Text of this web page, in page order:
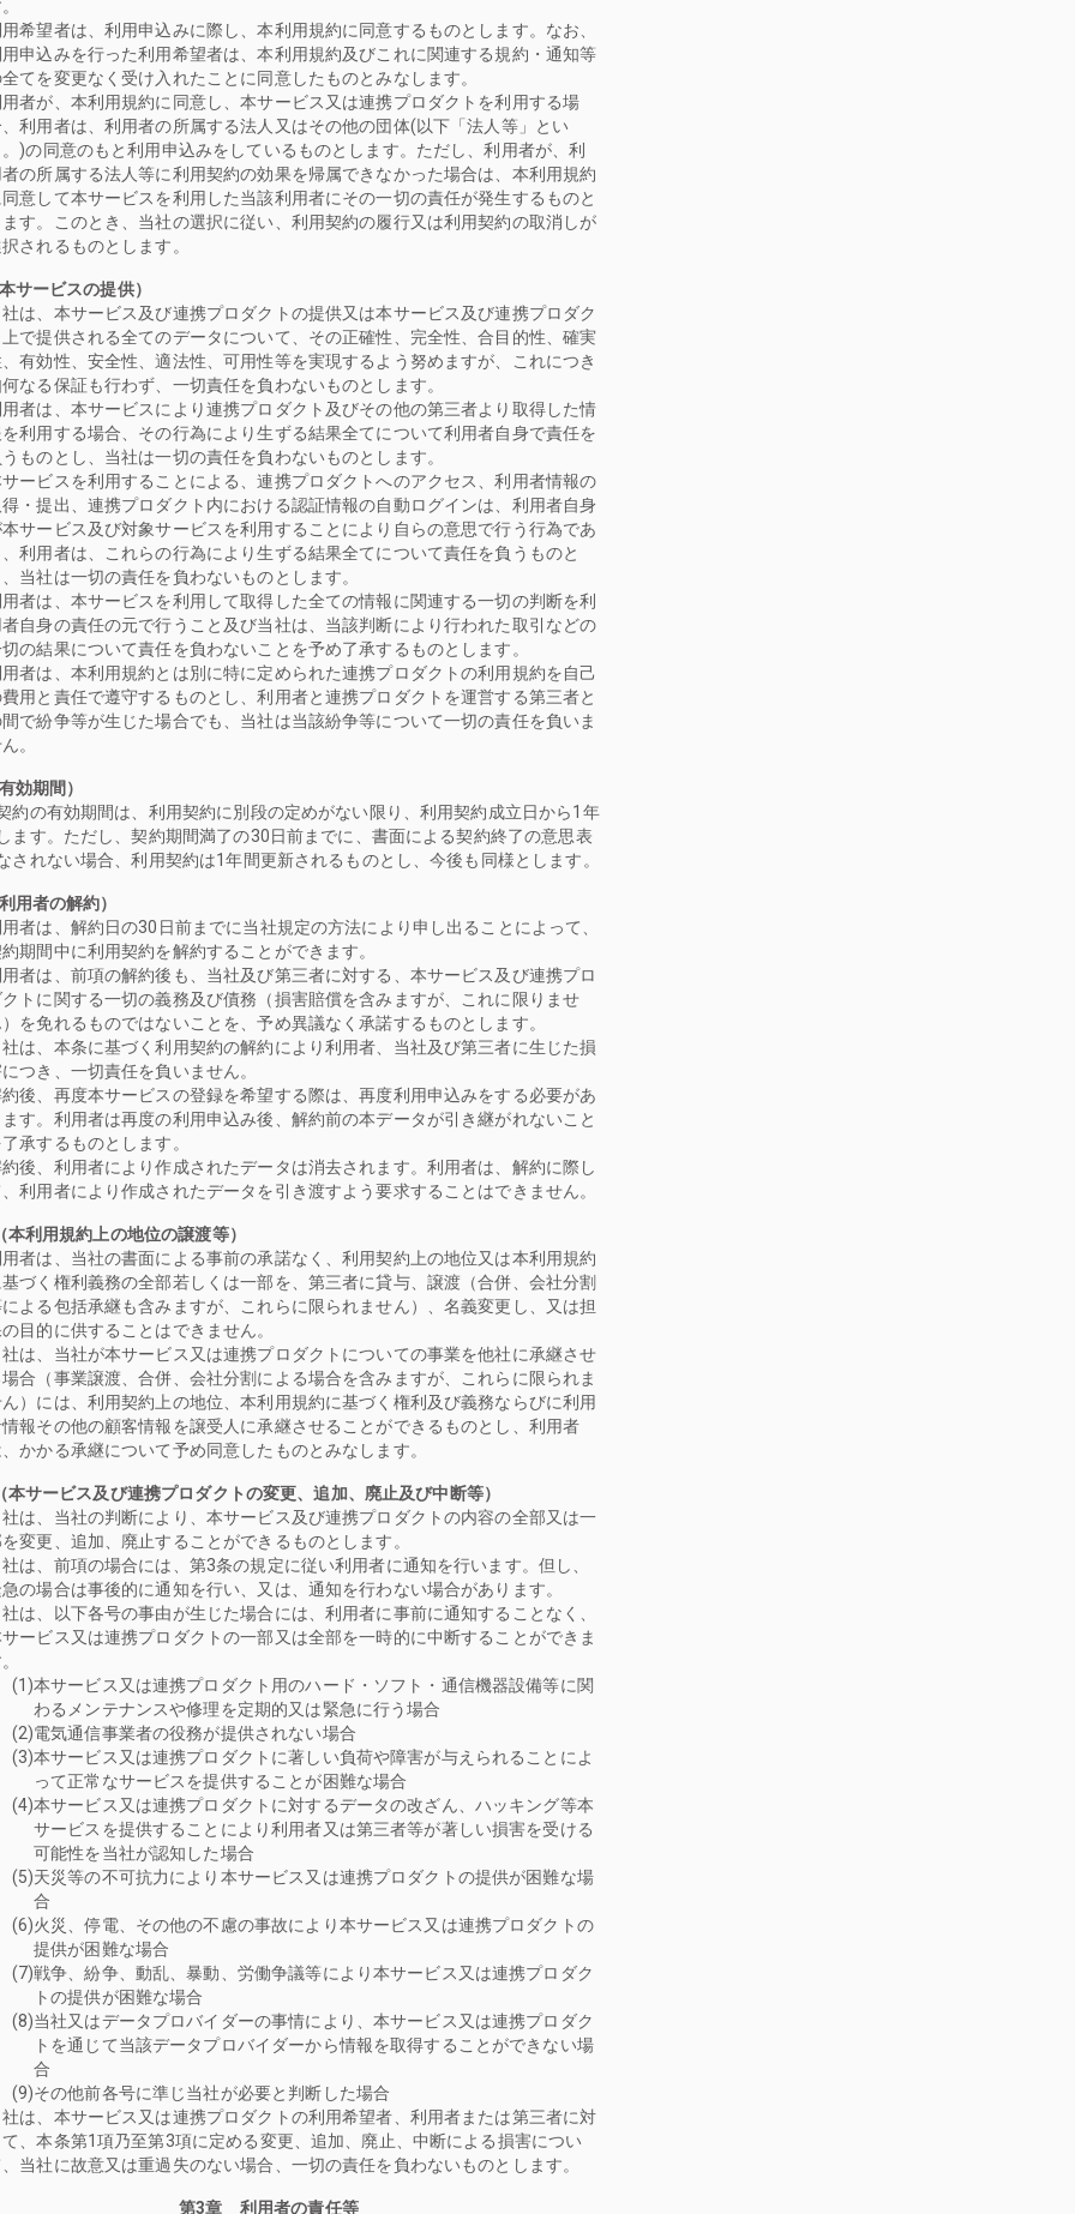
希望者は、利用申込みに際し、本利用規約に同意するものとします。なお、
申込みを行った利用希望者は、本利用規約及びこれに関連する規約・通知等
てを変更なく受け入れたことに同意したものとみなします。
者が、本利用規約に同意し、本サービス又は連携プロダクトを利用する場
利用者は、利用者の所属する法人又はその他の団体(以下「法人等」とい
)の同意のもと利用申込みをしているものとします。ただし、利用者が、利
の所属する法人等に利用契約の効果を帰属できなかった場合は、本利用規約
意して本サービスを利用した当該利用者にその一切の責任が発生するものと
す。このとき、当社の選択に従い、利用契約の履行又は利用契約の取消しが
されるものとします。
サービスの提供）
は、本サービス及び連携プロダクトの提供又は本サービス及び連携プロダク
で提供される全てのデータについて、その正確性、完全性、合目的性、確実
有効性、安全性、適法性、可用性等を実現するよう努めますが、これにつき
なる保証も行わず、一切責任を負わないものとします。
者は、本サービスにより連携プロダクト及びその他の第三者より取得した情
利用する場合、その行為により生ずる結果全てについて利用者自身で責任を
ものとし、当社は一切の責任を負わないものとします。
ービスを利用することによる、連携プロダクトへのアクセス、利用者情報の
・提出、連携プロダクト内における認証情報の自動ログインは、利用者自身
サービス及び対象サービスを利用することにより自らの意思で行う行為であ
利用者は、これらの行為により生ずる結果全てについて責任を負うものと
当社は一切の責任を負わないものとします。
者は、本サービスを利用して取得した全ての情報に関連する一切の判断を利
自身の責任の元で行うこと及び当社は、当該判断により行われた取引などの
の結果について責任を負わないことを予め了承するものとします。
者は、本利用規約とは別に特に定められた連携プロダクトの利用規約を自己
用と責任で遵守するものとし、利用者と連携プロダクトを運営する第三者と
で紛争等が生じた場合でも、当社は当該紛争等について一切の責任を負いま
。
効期間）
約の有効期間は、利用契約に別段の定めがない限り、利用契約成立日から1年
ます。ただし、契約期間満了の30日前までに、書面による契約終了の意思表
されない場合、利用契約は1年間更新されるものとし、今後も同様とします。
用者の解約）
者は、解約日の30日前までに当社規定の方法により申し出ることによって、
期間中に利用契約を解約することができます。
者は、前項の解約後も、当社及び第三者に対する、本サービス及び連携プロ
トに関する一切の義務及び債務（損害賠償を含みますが、これに限りませ
を免れるものではないことを、予め異議なく承諾するものとします。
は、本条に基づく利用契約の解約により利用者、当社及び第三者に生じた損
つき、一切責任を負いません。
後、再度本サービスの登録を希望する際は、再度利用申込みをする必要があ
す。利用者は再度の利用申込み後、解約前の本データが引き継がれないこと
承するものとします。
後、利用者により作成されたデータは消去されます。利用者は、解約に際し
利用者により作成されたデータを引き渡すよう要求することはできません。
本利用規約上の地位の譲渡等）
者は、当社の書面による事前の承諾なく、利用契約上の地位又は本利用規約
づく権利義務の全部若しくは一部を、第三者に貸与、譲渡（合併、会社分割
よる包括承継も含みますが、これらに限られません）、名義変更し、又は担
目的に供することはできません。
は、当社が本サービス又は連携プロダクトについての事業を他社に承継させ
合（事業譲渡、合併、会社分割による場合を含みますが、これらに限られま
）には、利用契約上の地位、本利用規約に基づく権利及び義務ならびに利用
報その他の顧客情報を譲受人に承継させることができるものとし、利用者
かかる承継について予め同意したものとみなします。
本サービス及び連携プロダクトの変更、追加、廃止及び中断等）
は、当社の判断により、本サービス及び連携プロダクトの内容の全部又は一
変更、追加、廃止することができるものとします。
は、前項の場合には、第3条の規定に従い利用者に通知を行います。但し、
の場合は事後的に通知を行い、又は、通知を行わない場合があります。
は、以下各号の事由が生じた場合には、利用者に事前に通知することなく、
ービス又は連携プロダクトの一部又は全部を一時的に中断することができま
本サービス又は連携プロダクト用のハード・ソフト・通信機器設備等に関
わるメンテナンスや修理を定期的又は緊急に行う場合
電気通信事業者の役務が提供されない場合
本サービス又は連携プロダクトに著しい負荷や障害が与えられることによ
って正常なサービスを提供することが困難な場合
本サービス又は連携プロダクトに対するデータの改ざん、ハッキング等本
サービスを提供することにより利用者又は第三者等が著しい損害を受ける
可能性を当社が認知した場合
天災等の不可抗力により本サービス又は連携プロダクトの提供が困難な場
合
火災、停電、その他の不慮の事故により本サービス又は連携プロダクトの
提供が困難な場合
戦争、紛争、動乱、暴動、労働争議等により本サービス又は連携プロダク
トの提供が困難な場合
当社又はデータプロバイダーの事情により、本サービス又は連携プロダク
トを通じて当該データプロバイダーから情報を取得することができない場
合
その他前各号に準じ当社が必要と判断した場合
は、本サービス又は連携プロダクトの利用希望者、利用者または第三者に対
、本条第1項乃至第3項に定める変更、追加、廃止、中断による損害につい
当社に故意又は重過失のない場合、一切の責任を負わないものとします。
第3章 利用者の責任等